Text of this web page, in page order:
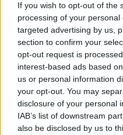
If you wish to opt-out of the
processing of your
targeted advertising by us,
section to confirm your
opt-out request is
interest-based ads based
us or personal information
your opt-out. You may
disclosure of your personal
IAB’s list of downstream
also be disclosed by us to